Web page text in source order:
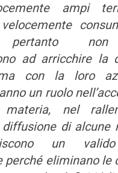
ampi
pertanto
ad arricchire la
con la loro
un ruolo
nel
di alcune
un
perché eliminano le